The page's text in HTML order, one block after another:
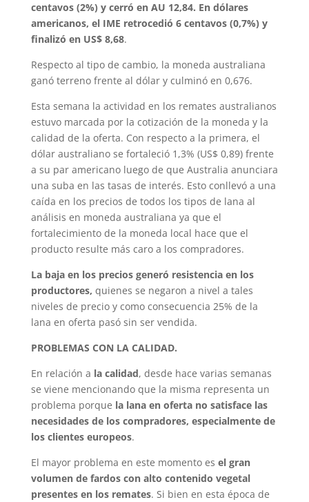
centavos (2%) y cerró en AU 12,84. En dólares
americanos, el IME retrocedió 6 centavos (0,7%) y
finalizó en US$ 8,68.
Respecto al tipo de cambio, la moneda australiana
ganó terreno frente al dólar y culminó en 0,676.
Esta semana la actividad en los remates australianos
estuvo marcada por la cotización de la moneda y la
calidad de la oferta. Con respecto a la primera, el
dólar australiano se fortaleció 1,3% (US$ 0,89) frente
a su par americano luego de que Australia anunciara
una suba en las tasas de interés. Esto conllevó a una
caída en los precios de todos los tipos de lana al
análisis en moneda australiana ya que el
fortalecimiento de la moneda local hace que el
producto resulte más caro a los compradores.
La baja en los precios generó resistencia en los
productores, quienes se negaron a nivel a tales
niveles de precio y como consecuencia 25% de la
lana en oferta pasó sin ser vendida.
PROBLEMAS CON LA CALIDAD.
En relación a la calidad, desde hace varias semanas
se viene mencionando que la misma representa un
problema porque la lana en oferta no satisface las
necesidades de los compradores, especialmente de
los clientes europeos.
El mayor problema en este momento es el gran
volumen de fardos con alto contenido vegetal
presentes en los remates. Si bien en esta época de